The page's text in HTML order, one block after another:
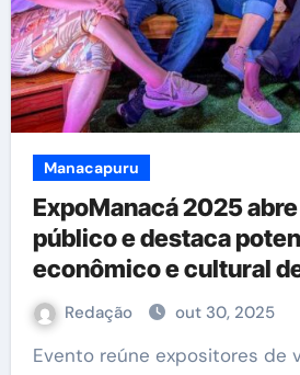
Manacapuru
ExpoManacá 2025
público e destaca
econômico e cultural
Redação out 30, 2025
Evento reúne expositores de várias regiões do